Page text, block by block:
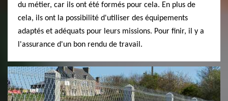
du métier, car ils ont été formés pour cela. En plus de
cela, ils ont la possibilité d'utiliser des équipements
adaptés et adéquats pour leurs missions. Pour finir, il y a
l'assurance d'un bon rendu de travail.